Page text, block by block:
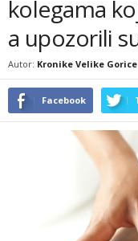
kolegama
a upozorili
Autor: Kronike Velike Gorice
Facebook